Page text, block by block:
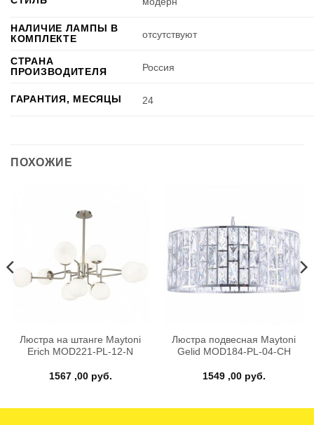
НАЛИЧИЕ ЛАМПЫ В
КОМПЛЕКТЕ
отсутствуют
СТРАНА
ПРОИЗВОДИТЕЛЯ
Россия
ГАРАНТИЯ, МЕСЯЦЫ 24
ПОХОЖИЕ
Люстра на штанге Maytoni
Erich MOD221-PL-12-N
1567 ,00 руб.
Люстра подвесная Maytoni
Gelid MOD184-PL-04-CH
1549 ,00 руб.